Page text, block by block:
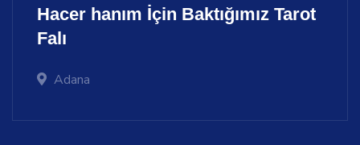
Hacer hanım İçin Baktığımız Tarot
Falı
Adana